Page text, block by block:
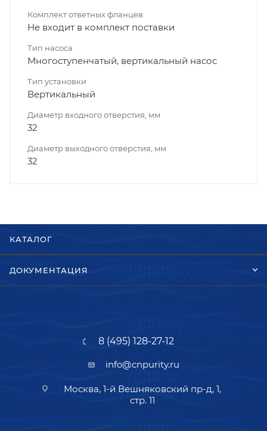
Комплект ответных фланцев
Не входит в комплект поставки
Тип насоса
Многоступенчатый, вертикальный насос
Тип установки
Вертикальный
Диаметр входного отверстия, мм
32
Диаметр выходного отверстия, мм
32
КАТАЛОГ
ДОКУМЕНТАЦИЯ
8 (495) 128-27-12
info@cnpurity.ru
Москва, 1-й Вешняковский пр-д, 1,
стр. 11